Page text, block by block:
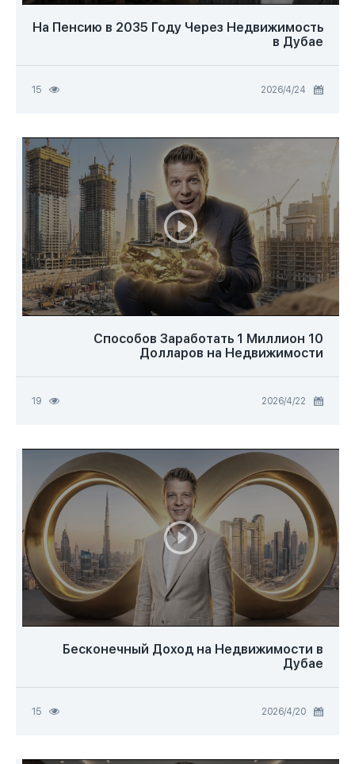
На Пенсию в 2035 Году Через Недвижимость
в Дубае
24‏/4‏/2026
15
10 Способов Заработать 1 Миллион
Долларов на Недвижимости
22‏/4‏/2026
19
Бесконечный Доход на Недвижимости в
Дубае
20‏/4‏/2026
15